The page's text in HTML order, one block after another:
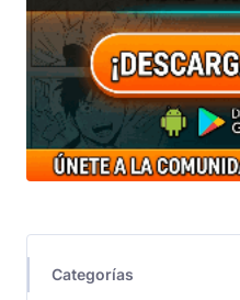
Unete al canal
WhatsApp
Unete al canal
Telegram
Unete al servidor
Discord